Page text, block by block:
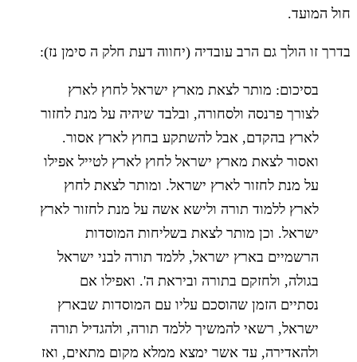
חול המועד.
בדרך זו הולך גם הרב עובדיה (יחווה דעת חלק ה סימן נז):
בסיכום: מותר לצאת מארץ ישראל לחוץ לארץ
לצורך פרנסה ולסחורה, ובלבד שיהיה על מנת לחזור
לארץ בהקדם, אבל להשתקע בחוץ לארץ אסור.
ואסור לצאת מארץ ישראל לחוץ לארץ לטייל אפילו
על מנת לחזור לארץ ישראל. ומותר לצאת לחוץ
לארץ ללמוד תורה ולישא אשה על מנת לחזור לארץ
ישראל. וכן מותר לצאת בשליחות המוסדות
הרשמיים בארץ ישראל, ללמד תורה לבני ישראל
בגולה, ולחזקם בתורה וביראת ה'. ואפילו אם
נסתיים הזמן שהוסכם עליו עם המוסדות שבארץ
ישראל, רשאי להמשיך ללמד תורה, ולהגדיל תורה
ולהאדירה, עד אשר ימצא ממלא מקום מתאים, ואז